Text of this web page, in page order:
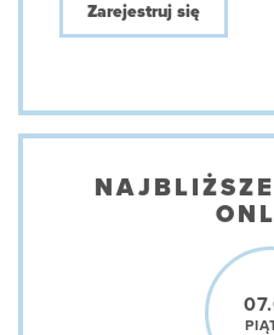
Zarejestruj się